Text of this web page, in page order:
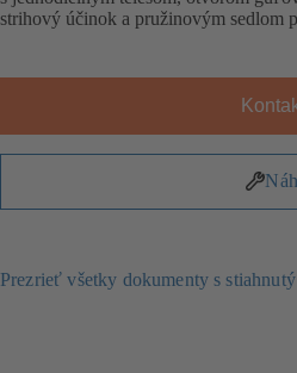
strihový účinok a pružinovým sedlom
Prezrieť všetky dokumenty s stiahnutý